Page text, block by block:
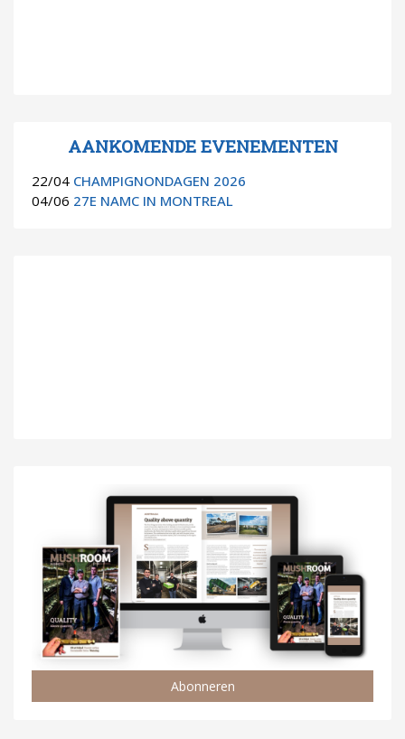
AANKOMENDE EVENEMENTEN
22/04 CHAMPIGNONDAGEN 2026
04/06 27E NAMC IN MONTREAL
Abonneren